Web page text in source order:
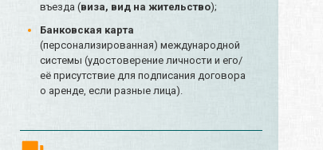
въезда (виза, вид на жительство);
Банковская карта
(персонализированная) международной
системы (удостоверение личности и его/
её присутствие для подписания договора
о аренде, если разные лица).